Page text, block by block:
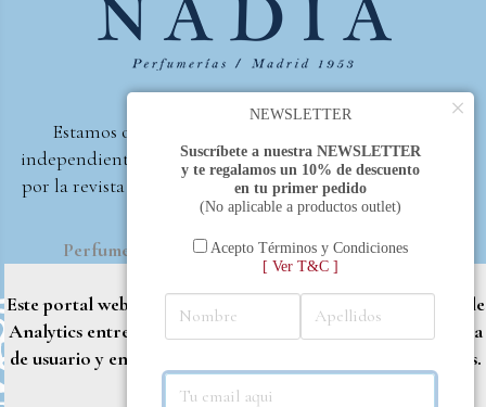
Estamos orgullosos de ser la primera perfumería
independiente de España, en recibir el premio otorgado
por la revista Beautyproof en 2015 a la mejor perfumería
de autor.
Perfumería Nadia2017 |Política de Privacidad
Este portal web utiliza cookies propias y de terceros (Google
Analytics entre otros) para brindarle una mejor experiencia
de usuario y entregar contenido adaptado a sus necesidades.
Rechazar
Aceptar
×
NEWSLETTER
Suscríbete a nuestra NEWSLETTER
y te regalamos un 10% de descuento
en tu primer pedido
(No aplicable a productos outlet)
Acepto Términos y Condiciones
[ Ver T&C ]